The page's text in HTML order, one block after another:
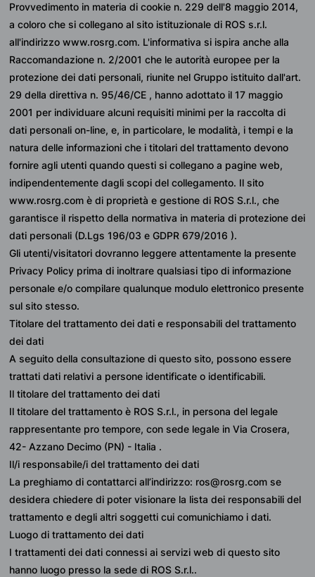
Provvedimento in materia di cookie n. 229 dell'8 maggio 2014,
a coloro che si collegano al sito istituzionale di ROS s.r.l.
all'indirizzo www.rosrg.com. L'informativa si ispira anche alla
Raccomandazione n. 2/2001 che le autorità europee per la
protezione dei dati personali, riunite nel Gruppo istituito dall'art.
29 della direttiva n. 95/46/CE , hanno adottato il 17 maggio
2001 per individuare alcuni requisiti minimi per la raccolta di
dati personali on-line, e, in particolare, le modalità, i tempi e la
natura delle informazioni che i titolari del trattamento devono
fornire agli utenti quando questi si collegano a pagine web,
indipendentemente dagli scopi del collegamento. Il sito
www.rosrg.com è di proprietà e gestione di ROS S.r.l., che
garantisce il rispetto della normativa in materia di protezione dei
dati personali (D.Lgs 196/03 e GDPR 679/2016 ).
Gli utenti/visitatori dovranno leggere attentamente la presente
Privacy Policy prima di inoltrare qualsiasi tipo di informazione
personale e/o compilare qualunque modulo elettronico presente
sul sito stesso.
Titolare del trattamento dei dati e responsabili del trattamento
dei dati
A seguito della consultazione di questo sito, possono essere
trattati dati relativi a persone identificate o identificabili.
Il titolare del trattamento dei dati
Il titolare del trattamento è ROS S.r.l., in persona del legale
rappresentante pro tempore, con sede legale in Via Crosera,
42- Azzano Decimo (PN) - Italia .
Il/i responsabile/i del trattamento dei dati
La preghiamo di contattarci all’indirizzo: ros@rosrg.com se
desidera chiedere di poter visionare la lista dei responsabili del
trattamento e degli altri soggetti cui comunichiamo i dati.
Luogo di trattamento dei dati
I trattamenti dei dati connessi ai servizi web di questo sito
hanno luogo presso la sede di ROS S.r.l..